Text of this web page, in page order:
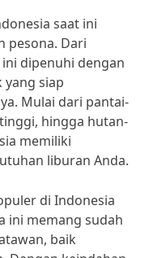
saat ini
pesona. Dari
dipenuhi dengan
siap
Mulai dari pantai-
hingga hutan-
memiliki
liburan Anda.
di Indonesia
ini memang sudah
baik